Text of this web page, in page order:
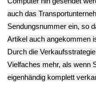
Apple-> (167)
ASRock->(11)
Asus->(26)
Buffalo
(12)
Dell->(318)
Diverses(380)
Externe Festplatten
Festplatten(176)
Fujitsu Siemens->